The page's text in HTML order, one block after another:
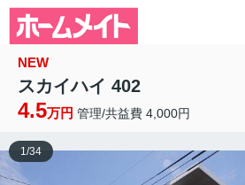
NEW
スカイハイ 402
4.5万円 管理/共益費 4,000円
1/34